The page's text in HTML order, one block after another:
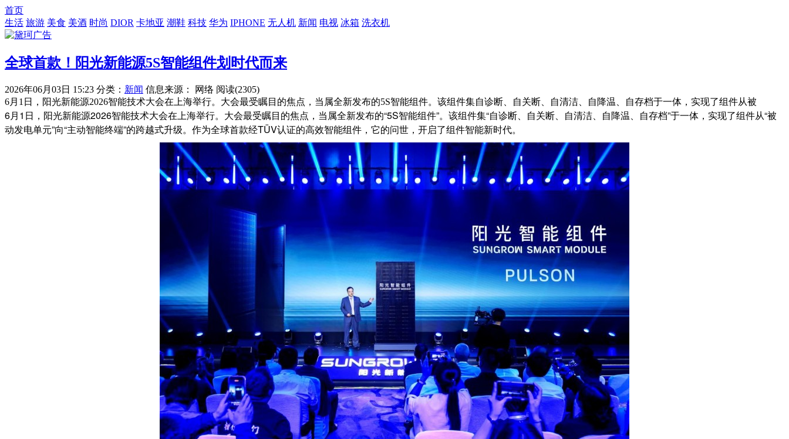
首页
生活 旅游 美食 美酒 时尚 DIOR 卡地亚 潮鞋 科技 华为 IPHONE 无人机 新闻 电视 冰箱 洗衣机
全球首款！阳光新能源5S智能组件划时代而来
2026年06月03日 15:23 分类： 新闻 信息来源： 网络 阅读(2305)
6月1日，阳光新能源2026智能技术大会在上海举行。大会最受瞩目的焦点，当属全新发布的5S智能组件。该组件集自诊断、自关断、自清洁、自降温、自存档于一体，实现了组件从被
6月1日，阳光新能源2026智能技术大会在上海举行。大会最受瞩目的焦点，当属全新发布的“5S智能组件”。该组件集“自诊断、自关断、自清洁、自降温、自存档”于一体，实现了组件从“被
动发电单元”向“主动智能终端”的跨越式升级。作为全球首款经TÜV认证的高效智能组件，它的问世，开启了组件智能新时代。